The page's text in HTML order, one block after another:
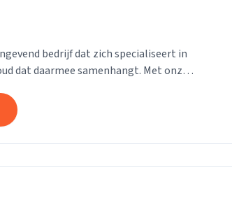
bedrijf dat zich specialiseert in
dat daarmee samenhangt. Met onze